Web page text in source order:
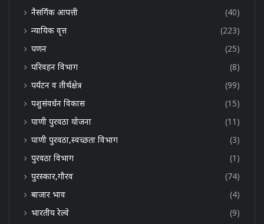
नैसर्गिक आपत्ती
(40)
न्यायिक वृत्त
(223)
पणन
(25)
परिवहन विभाग
(8)
पर्यटन व तीर्थक्षेत्र
(99)
पशुसंवर्धन विकास
(15)
पाणी पुरवठा योजना
(11)
पाणी पुरवठा,स्वच्छता विभाग
(3)
पुरवठा विभाग
(1)
पुरस्कार,गौरव
(74)
बाजार भाव
(4)
भारतीय रेल्वे
(9)